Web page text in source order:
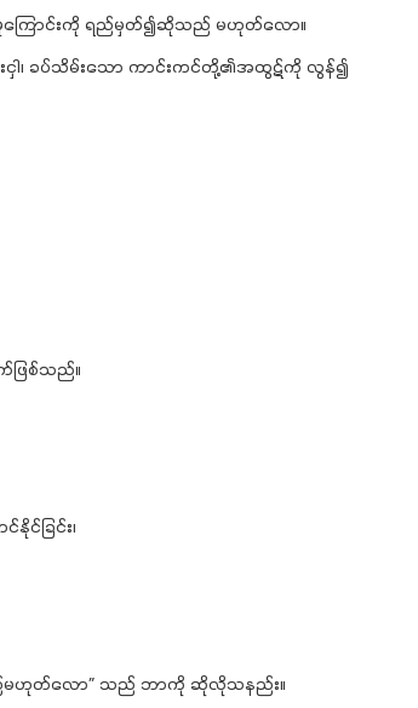
ြောင်းကို ရည်မှတ်၍ဆိုသည် မဟုတ်လော။
ါ၊ ခပ်သိမ်းသော ကာင်းကင်တို့၏အထွဋ်ကို လွန်၍
ဖြစ်သည်။
င်ခြင်း၊
မဟုတ်လော” သည် ဘာကို ဆိုလိုသနည်း။